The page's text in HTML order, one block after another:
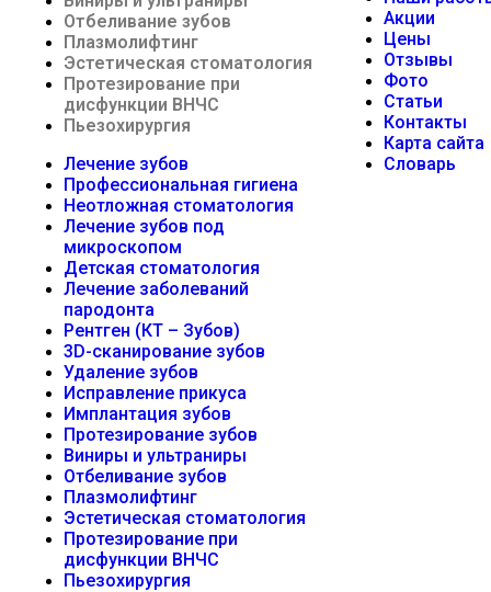
Отбеливание зубов
Плазмолифтинг
Эстетическая стоматология
Протезирование при
дисфункции ВНЧС
Пьезохирургия
Лечение зубов
Профессиональная гигиена
Неотложная стоматология
Лечение зубов под
микроскопом
Детская стоматология
Лечение заболеваний
пародонта
Рентген (КТ – Зубов)
3D-cканирование зубов
Удаление зубов
Исправление прикуса
Имплантация зубов
Протезирование зубов
Виниры и ультраниры
Отбеливание зубов
Плазмолифтинг
Эстетическая стоматология
Протезирование при
дисфункции ВНЧС
Пьезохирургия
Акции
Цены
Отзывы
Фото
Статьи
Контакты
Карта сайта
Cловарь